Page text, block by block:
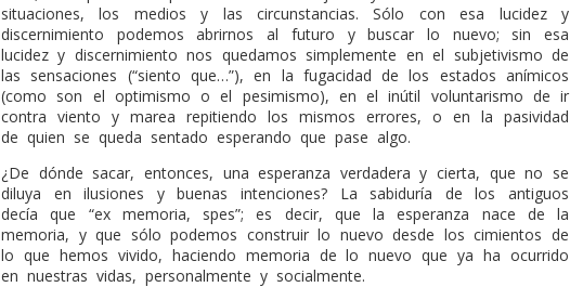
situaciones, los medios y las circunstancias. Sólo con esa lucidez y
discernimiento podemos abrirnos al futuro y buscar lo nuevo; sin esa
lucidez y discernimiento nos quedamos simplemente en el subjetivismo de
las sensaciones (“siento que…”), en la fugacidad de los estados anímicos
(como son el optimismo o el pesimismo), en el inútil voluntarismo de ir
contra viento y marea repitiendo los mismos errores, o en la pasividad
de quien se queda sentado esperando que pase algo.
¿De dónde sacar, entonces, una esperanza verdadera y cierta, que no se
diluya en ilusiones y buenas intenciones? La sabiduría de los antiguos
decía que “ex memoria, spes”; es decir, que la esperanza nace de la
memoria, y que sólo podemos construir lo nuevo desde los cimientos de
lo que hemos vivido, haciendo memoria de lo nuevo que ya ha ocurrido
en nuestras vidas, personalmente y socialmente.